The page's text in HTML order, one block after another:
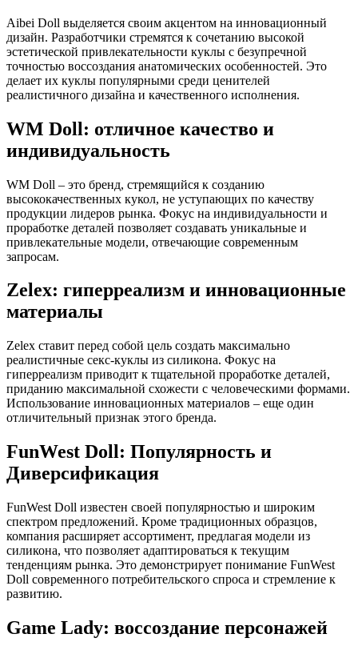
Aibei Doll выделяется своим акцентом на инновационный
дизайн. Разработчики стремятся к сочетанию высокой
эстетической привлекательности куклы с безупречной
точностью воссоздания анатомических особенностей. Это
делает их куклы популярными среди ценителей
реалистичного дизайна и качественного исполнения.
WM Doll: отличное качество и
индивидуальность
WM Doll – это бренд, стремящийся к созданию
высококачественных кукол, не уступающих по качеству
продукции лидеров рынка. Фокус на индивидуальности и
проработке деталей позволяет создавать уникальные и
привлекательные модели, отвечающие современным
запросам.
Zelex: гиперреализм и инновационные
материалы
Zelex ставит перед собой цель создать максимально
реалистичные секс-куклы из силикона. Фокус на
гиперреализм приводит к тщательной проработке деталей,
приданию максимальной схожести с человеческими формами.
Использование инновационных материалов – еще один
отличительный признак этого бренда.
FunWest Doll: Популярность и
Диверсификация
FunWest Doll известен своей популярностью и широким
спектром предложений. Кроме традиционных образцов,
компания расширяет ассортимент, предлагая модели из
силикона, что позволяет адаптироваться к текущим
тенденциям рынка. Это демонстрирует понимание FunWest
Doll современного потребительского спроса и стремление к
развитию.
Game Lady: воссоздание персонажей